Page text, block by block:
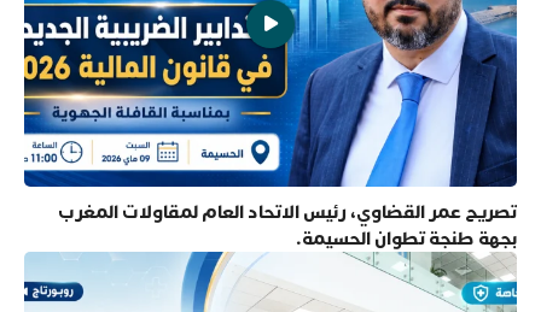
تصريح عمر القضاوي، رئيس الاتحاد العام لمقاولات المغرب
بجهة طنجة تطوان الحسيمة.